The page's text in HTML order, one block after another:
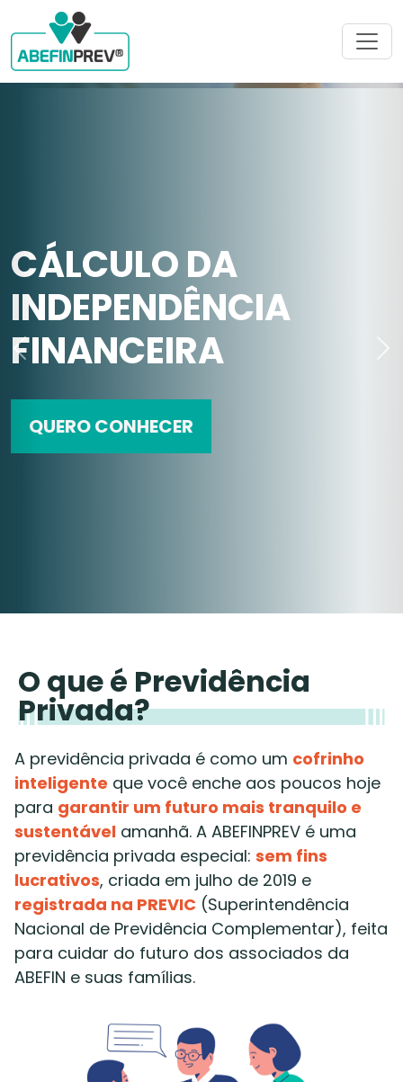
CÁLCULO DA
INDEPENDÊNCIA
FINANCEIRA
QUERO CONHECER
Previous
O que é Previdência
Privada?
A previdência privada é como um cofrinho
inteligente que você enche aos poucos hoje
para garantir um futuro mais tranquilo e
sustentável amanhã. A ABEFINPREV é uma
previdência privada especial: sem fins
lucrativos, criada em julho de 2019 e
registrada na PREVIC (Superintendência
Nacional de Previdência Complementar), feita
para cuidar do futuro dos associados da
ABEFIN e suas famílias.